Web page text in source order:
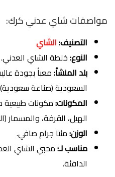
مواصفات شاي عدني كرك:
التصنيف:الشاي
النوع:خلطة الشاي العدني.
بلد المنشأ:معبأ بجودة
السعودية (صناعة
المكونات:مكونات طبيعية
الهيل، القرفة، والمسمار
الوزن:مئتا جرام صافي.
مناسب لـ:محبي الشاي
الدافئة.